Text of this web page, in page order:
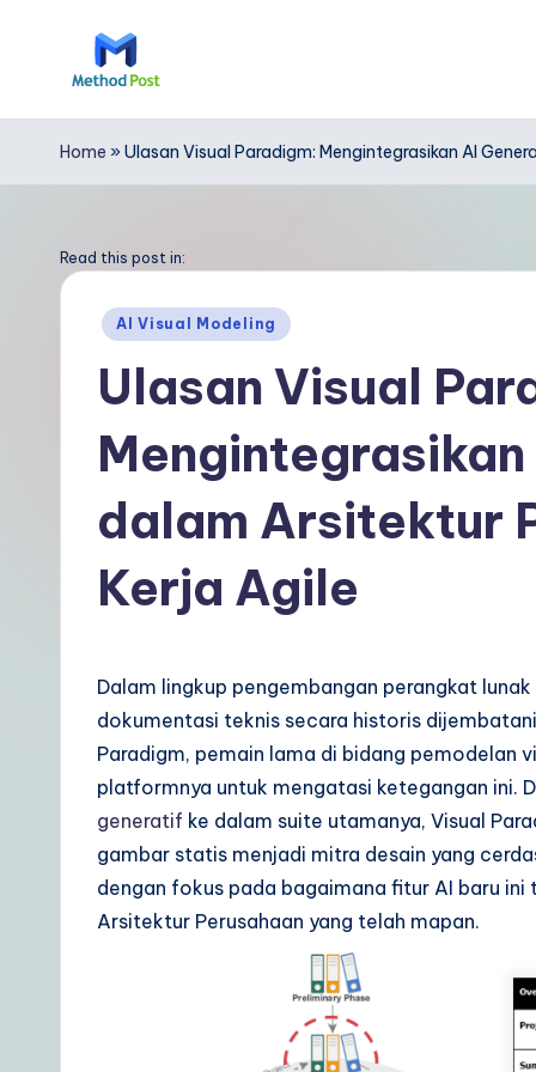
M
e
h
In
si
Home » Ulasan Visual Paradigm: Mengintegrasikan AI
Read this post in:
Posted
AI Visual Modeling
Ulasan Visual
dalam Arsitektur
Kerja Agile
Dalam lingkup pengembangan perangkat
dokumentasi teknis secara historis
Paradigm, pemain lama di bidang pemodelan
platformnya untuk mengatasi ketegangan ini.
generatif ke dalam suite utamanya, Visual
gambar statis menjadi mitra desain yang
dengan fokus pada bagaimana fitur AI baru ini
Arsitektur Perusahaan yang telah mapan.